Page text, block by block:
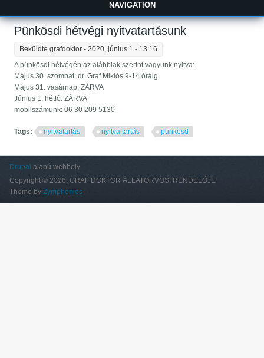
NAVIGATION
Pünkösdi hétvégi nyitvatartásunk
Beküldtegrafdoktor - 2020, június 1 - 13:16
A pünkösdi hétvégén az alábbiak szerint vagyunk nyitva:
Május 30. szombat: dr. Graf Miklós 9-14 óráig
Május 31. vasárnap: ZÁRVA
Június 1. hétfő: ZÁRVA
mobilszámunk: 06 30 209 5130
Tags: nyitvatartás nyitva tartás pünkösd
Drupal alapú webhely
Copyright © 2026, GRAF DOKTOR ÁLLATORVOSI RENDELŐJE
Theme by Zymphonies